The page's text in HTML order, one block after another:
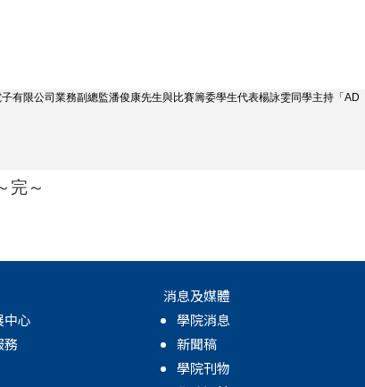
有限公司業務副總監潘俊康先生與比賽籌委學生代表楊詠雯同學主持「AD
完～
中心
務
消息及媒體
學院消息
新聞稿
學院刊物